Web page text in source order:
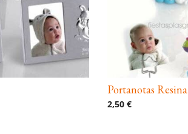
Portanotas Resina
2,50 €